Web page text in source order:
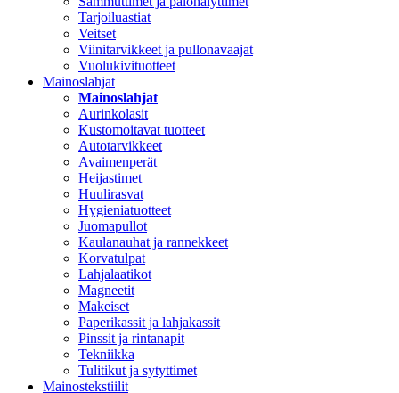
Tarjoiluastiat
Veitset
Viinitarvikkeet ja pullonavaajat
Vuolukivituotteet
Mainoslahjat
Mainoslahjat
Aurinkolasit
Kustomoitavat tuotteet
Autotarvikkeet
Avaimenperät
Heijastimet
Huulirasvat
Hygieniatuotteet
Juomapullot
Kaulanauhat ja rannekkeet
Korvatulpat
Lahjalaatikot
Magneetit
Makeiset
Paperikassit ja lahjakassit
Pinssit ja rintanapit
Tekniikka
Tulitikut ja sytyttimet
Mainostekstiilit